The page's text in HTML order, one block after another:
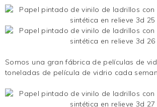
Somos una gran fábrica de películas de
toneladas de película de vidrio cada